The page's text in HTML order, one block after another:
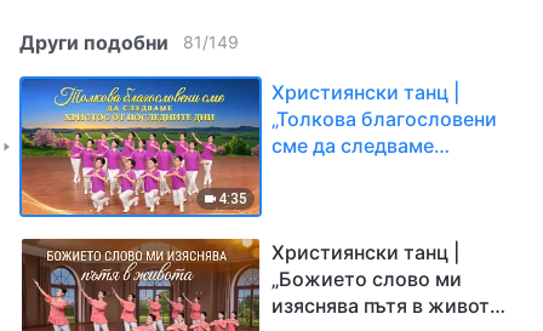
Други подобни 81/149
4:35
Християнски танц |
„Толкова благословени
сме да следваме
Християнски танц |
„Божието слово ми
изяснява пътя в живота“